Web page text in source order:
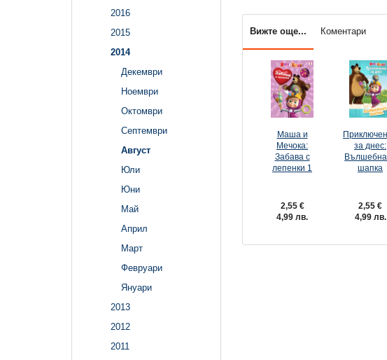
2016
2015
2014
Декември
Ноември
Октомври
Септември
Август
Юли
Юни
Май
Април
Март
Февруари
Януари
2013
2012
2011
Вижте още... Коментари
Маша и
Мечока:
Забава с
лепенки 1
2,55 €
4,99 лв.
за днес:
шапка
2,55 €
4,99 лв.